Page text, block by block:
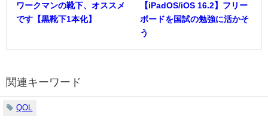
ワークマンの靴下、オススメ
です【黒靴下1本化】
【iPadOS/iOS 16.2】フリー
ボードを国試の勉強に活かそ
う
関連キーワード
QOL